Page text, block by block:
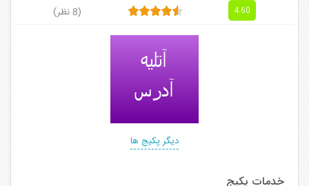
4.60 (8 نظر)
دیگر پکیج ها